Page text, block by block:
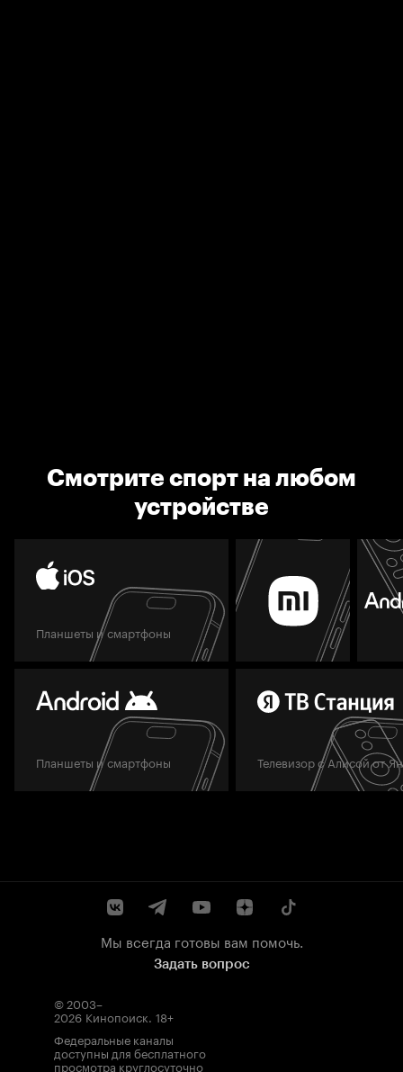
Смотрите спорт на любом
устройстве
Планшеты и смартфоны
Планшеты и смартфоны Телевизор с Алисой от
Мы всегда готовы вам помочь.
Задать вопрос
© 2003–
2026 Кинопоиск. 18+
Федеральные каналы
доступны для бесплатного
просмотра круглосуточно